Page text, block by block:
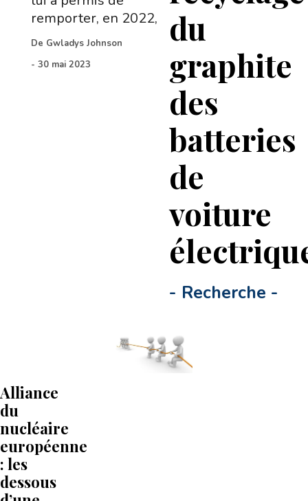
du
graphite
des
batteries
de
voiture
- Recherche -
remporter, en 2022,
De Gwladys Johnson
- 30 mai 2023
Alliance
du
nucléaire
européenne
: les
dessous